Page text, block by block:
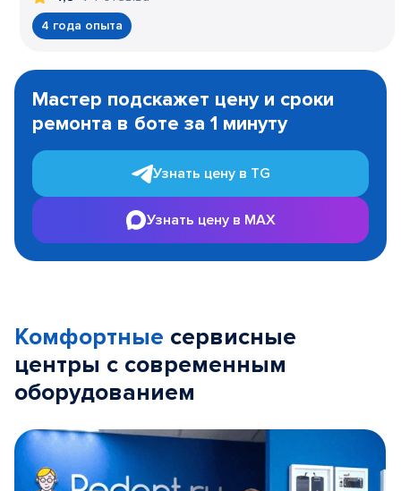
4 года опыта
1
Мастер подскажет цену и сроки
ремонта в боте за 1 минуту
Узнать цену в TG
Узнать цену в MAX
Комфортные сервисные
центры с современным
оборудованием